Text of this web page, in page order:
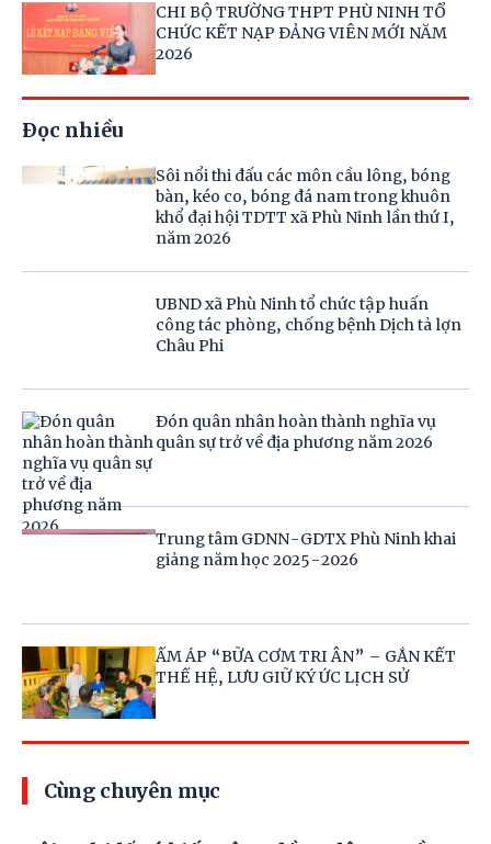
CHI BỘ TRƯỜNG THPT PHÙ NINH TỔ
CHỨC KẾT NẠP ĐẢNG VIÊN MỚI NĂM
2026
Đọc nhiều
Sôi nổi thi đấu các môn cầu lông, bóng
bàn, kéo co, bóng đá nam trong khuôn
khổ đại hội TDTT xã Phù Ninh lần thứ I,
năm 2026
UBND xã Phù Ninh tổ chức tập huấn
công tác phòng, chống bệnh Dịch tả lợn
Châu Phi
Đón quân nhân hoàn thành nghĩa vụ
quân sự trở về địa phương năm 2026
Trung tâm GDNN-GDTX Phù Ninh khai
giảng năm học 2025-2026
ẤM ÁP “BỮA CƠM TRI ÂN” – GẮN KẾT
THẾ HỆ, LƯU GIỮ KÝ ỨC LỊCH SỬ
Cùng chuyên mục